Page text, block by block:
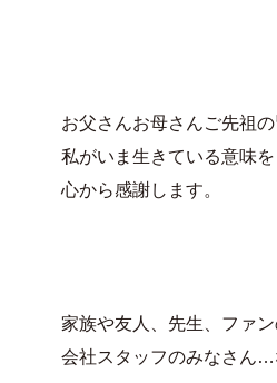
お父さんお母さんご先祖
私がいま生きている意味
心から感謝します。
家族や友人、先生、ファ
会社スタッフのみなさん